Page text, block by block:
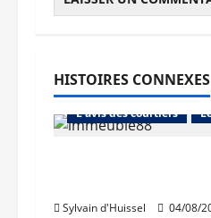
HISTOIRES CONNEXES
Abonnés
Financement
L'avis des courtiers
Sylvain d'Huissel 04/08/